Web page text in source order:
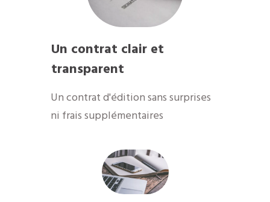
Un contrat clair et
transparent
Un contrat d'édition sans surprises
ni frais supplémentaires